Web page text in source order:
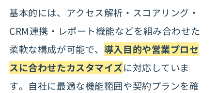
基本的には、アクセス解析・スコアリング・
CRM連携・レポート機能などを組み合わせた
柔軟な構成が可能で、 導入目的や営業プロセ
スに合わせたカスタマイズに対応していま
す。自社に最適な機能範囲や契約プランを確